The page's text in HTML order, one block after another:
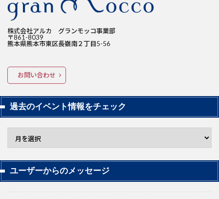
株式会社アルカ グランモッコ事業部
〒861-8039
熊本県熊本市東区長嶺南２丁目5-56
お問い合わせ
過去のイベント情報をチェック
ユーザーからのメッセージ